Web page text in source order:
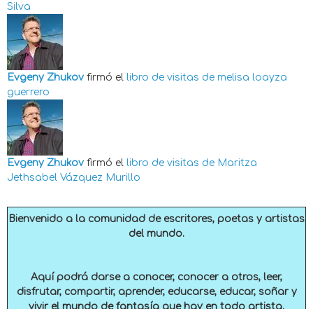
Silva
Evgeny Zhukov firmó el libro de visitas de melisa loayza
guerrero
Evgeny Zhukov firmó el libro de visitas de Maritza
Jethsabel Vázquez Murillo
Bienvenido a la comunidad de escritores, poetas y artistas
del mundo.
Aquí podrá darse a conocer, conocer a otros, leer,
disfrutar, compartir, aprender, educarse, educar, soñar y
vivir el mundo de fantasía que hay en todo artista.